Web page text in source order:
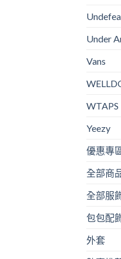
Under
Vans
WTAPS
Yeezy
優惠專
全部商
全部服
包包配
外套